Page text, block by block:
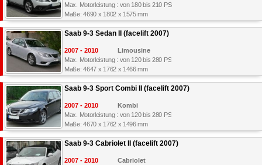
Max. Motorleistung : von 180 bis 210 PS
Maße: 4690 x 1802 x 1575 mm
Saab 9-3 Sedan II (facelift 2007)
2007 - 2010
Limousine
Max. Motorleistung : von 120 bis 280 PS
Maße: 4647 x 1762 x 1466 mm
Saab 9-3 Sport Combi II (facelift 2007)
2007 - 2010
Kombi
Max. Motorleistung : von 120 bis 280 PS
Maße: 4670 x 1762 x 1496 mm
Saab 9-3 Cabriolet II (facelift 2007)
2007 - 2010
Cabriolet